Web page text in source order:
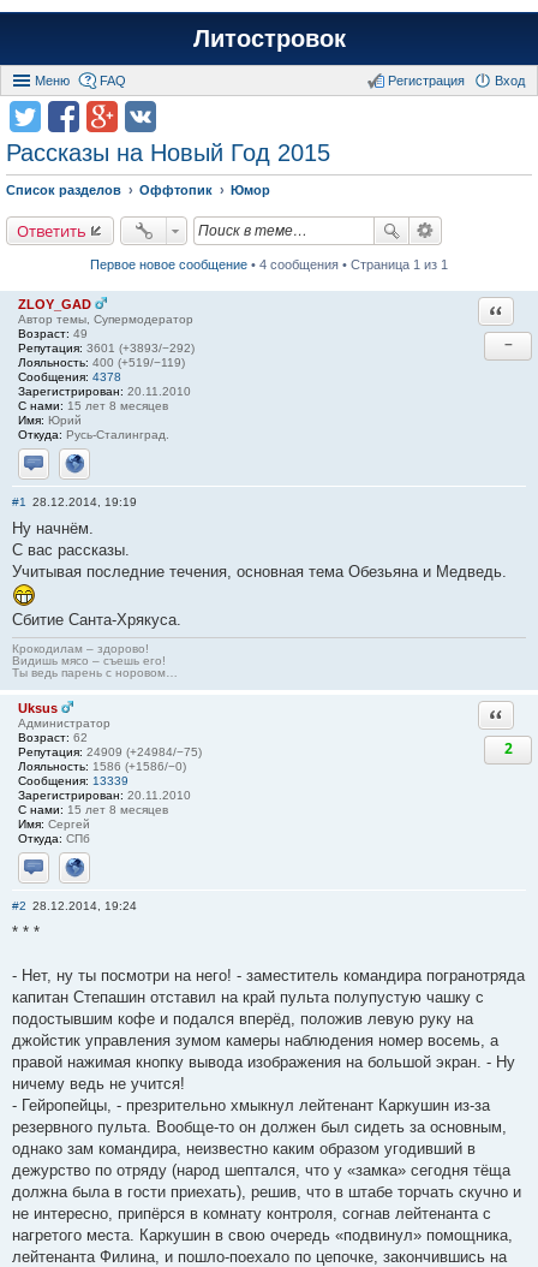
Литостровок
Меню FAQ Вход
Регистрация
Рассказы на Новый Год 2015
Список разделов Оффтопик Юмор
Ответить
Первое новое сообщение • 4 сообщения • Страница 1 из 1
ZLOY_GAD
Автор темы, Супермодератор
Возраст: 49
Репутация: 3601 (+3893/−292)
Лояльность: 400 (+519/−119)
Сообщения: 4378
Зарегистрирован: 20.11.2010
С нами: 15 лет 8 месяцев
Имя: Юрий
Откуда: Русь-Сталинград.
Отправить личное сообщение
Сайт
−
#1 28.12.2014, 19:19
Ну начнём.
С вас рассказы.
Учитывая последние течения, основная тема Обезьяна и Медведь.
Сбитие Санта-Хрякуса.
Крокодилам – здорово!
Видишь мясо – съешь его!
Ты ведь парень с норовом…
Uksus
Администратор
Возраст: 62
Репутация: 24909 (+24984/−75)
Лояльность: 1586 (+1586/−0)
Сообщения: 13339
Зарегистрирован: 20.11.2010
С нами: 15 лет 8 месяцев
Имя: Сергей
Откуда: СПб
Отправить личное сообщение
Сайт
2
#2 28.12.2014, 19:24
* * *
- Нет, ну ты посмотри на него! - заместитель командира погранотряда
капитан Степашин отставил на край пульта полупустую чашку с
подостывшим кофе и подался вперёд, положив левую руку на
джойстик управления зумом камеры наблюдения номер восемь, а
правой нажимая кнопку вывода изображения на большой экран. - Ну
ничему ведь не учится!
- Гейропейцы, - презрительно хмыкнул лейтенант Каркушин из-за
резервного пульта. Вообще-то он должен был сидеть за основным,
однако зам командира, неизвестно каким образом угодивший в
дежурство по отряду (народ шептался, что у «замка» сегодня тёща
должна была в гости приехать), решив, что в штабе торчать скучно и
не интересно, припёрся в комнату контроля, согнав лейтенанта с
нагретого места. Каркушин в свою очередь «подвинул» помощника,
лейтенанта Филина, и пошло-поехало по цепочке, закончившись на